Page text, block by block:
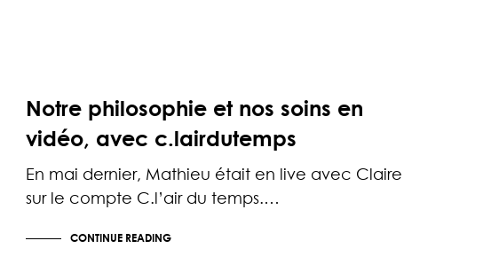
Notre philosophie et nos soins en
vidéo, avec c.lairdutemps
En mai dernier, Mathieu était en live avec Claire
sur le compte C.l’air du temps.…
CONTINUE READING